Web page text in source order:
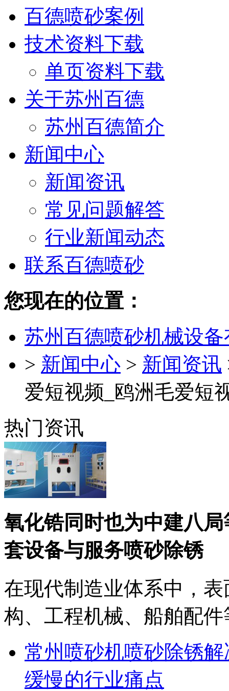
百德喷砂案例
技术资料下载
单页资料下载
关于苏州百德
苏州百德简介
新闻中心
新闻资讯
常见问题解答
行业新闻动态
联系百德喷砂
您现在的位置：
苏州百德喷砂机械设
> 新闻中心 > 新闻资讯
爱短视频_鸥洲毛爱短
热门资讯
氧化锆同时也为中建八
套设备与服务喷砂除锈
在现代制造业体系中，
构、工程机械、船舶配件
常州喷砂机喷砂除锈
缓慢的行业痛点